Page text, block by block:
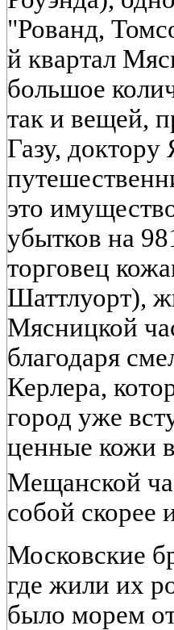
"Рованд,
й квартал
большое
так и вещей,
Газу,
это
убытков на
торговец
Шаттлуорт),
Мясницкой
благодаря
Керлера,
город уже
ценные кожи
Мещанской
собой скорее
Московские
где жили их
было морем